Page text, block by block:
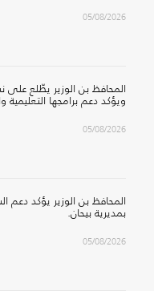
05/08/2026
المحافظ بن الوزير يطّلع على
ويؤكد دعم برامجها التعليمية
05/08/2026
المحافظ بن الوزير يؤكد دعم
بمديرية بيحان.
05/08/2026